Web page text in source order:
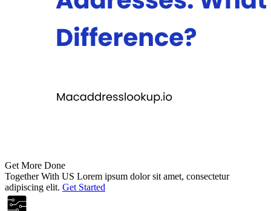
Get More Done
Together With US Lorem ipsum dolor sit amet, consectetur
adipiscing elit. Get Started